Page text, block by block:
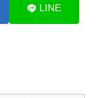
LINE